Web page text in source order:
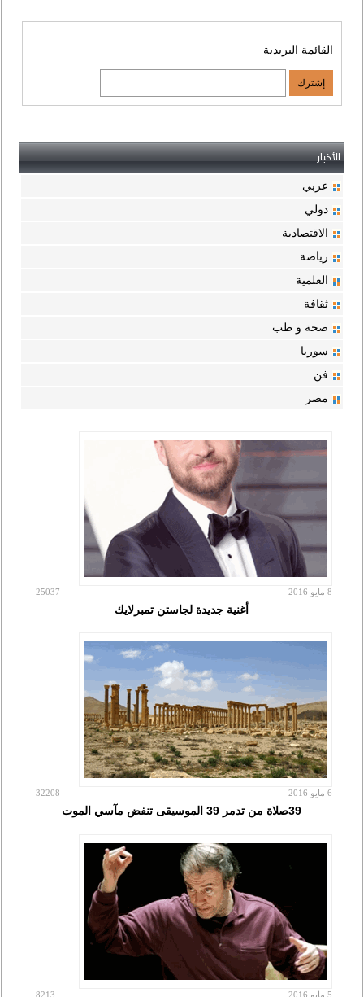
القائمة البريدية
الأخبار
عربي
دولي
الاقتصادية
رياضة
العلمية
ثقافة
صحة و طب
سوريا
فن
مصر
8 مايو 2016 25037
أغنية جديدة لجاستن تمبرلايك
6 مايو 2016 32208
39صلاة من تدمر 39 الموسيقى تنفض مآسي الموت
5 مايو 2016 8213